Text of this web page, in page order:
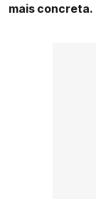
mais concreta.